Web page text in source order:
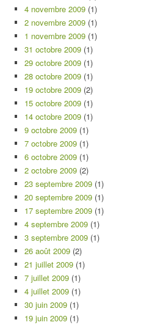
4 novembre 2009 (1)
2 novembre 2009 (1)
1 novembre 2009 (1)
31 octobre 2009 (1)
29 octobre 2009 (1)
28 octobre 2009 (1)
19 octobre 2009 (2)
15 octobre 2009 (1)
14 octobre 2009 (1)
9 octobre 2009 (1)
7 octobre 2009 (1)
6 octobre 2009 (1)
2 octobre 2009 (2)
23 septembre 2009 (1)
20 septembre 2009 (1)
17 septembre 2009 (1)
4 septembre 2009 (1)
3 septembre 2009 (1)
26 août 2009 (2)
21 juillet 2009 (1)
7 juillet 2009 (1)
4 juillet 2009 (1)
30 juin 2009 (1)
19 juin 2009 (1)